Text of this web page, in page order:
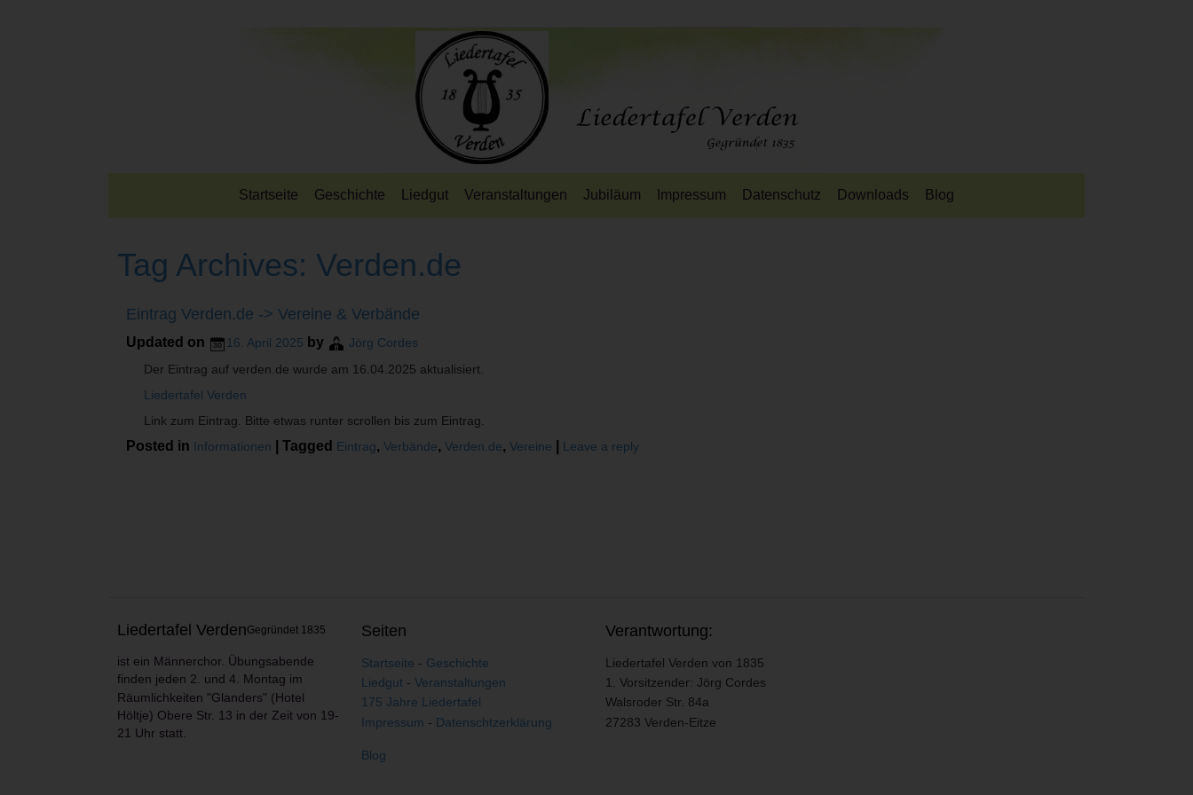
Startseite Geschichte Liedgut Veranstaltungen Jubiläum Impressum Datenschutz Downloads Blog
Tag Archives: Verden.de
Eintrag Verden.de -> Vereine & Verbände
Updated on 16. April 2025 by
Jörg Cordes
Der Eintrag auf verden.de wurde am 16.04.2025 aktualisiert.
Liedertafel Verden
Link zum Eintrag. Bitte etwas runter scrollen bis zum Eintrag.
Posted in Informationen Tagged Eintrag, Verbände, Verden.de, Vereine Leave a reply
Liedertafel VerdenGegründet 1835
ist ein Männerchor. Übungsabende
finden jeden 2. und 4. Montag im
Räumlichkeiten "Glanders" (Hotel
Höltje) Obere Str. 13 in der Zeit von 19-
21 Uhr statt.
Seiten
Startseite - Geschichte
Liedgut - Veranstaltungen
175 Jahre Liedertafel
Impressum - Datenschtzerklärung
Blog
Verantwortung:
Liedertafel Verden von 1835
1. Vorsitzender: Jörg Cordes
Walsroder Str. 84a
27283 Verden-Eitze